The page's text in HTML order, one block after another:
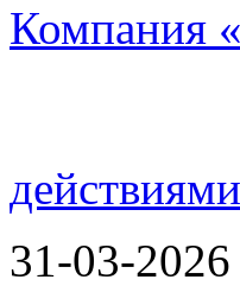
Компания
действиями
31-03-2026